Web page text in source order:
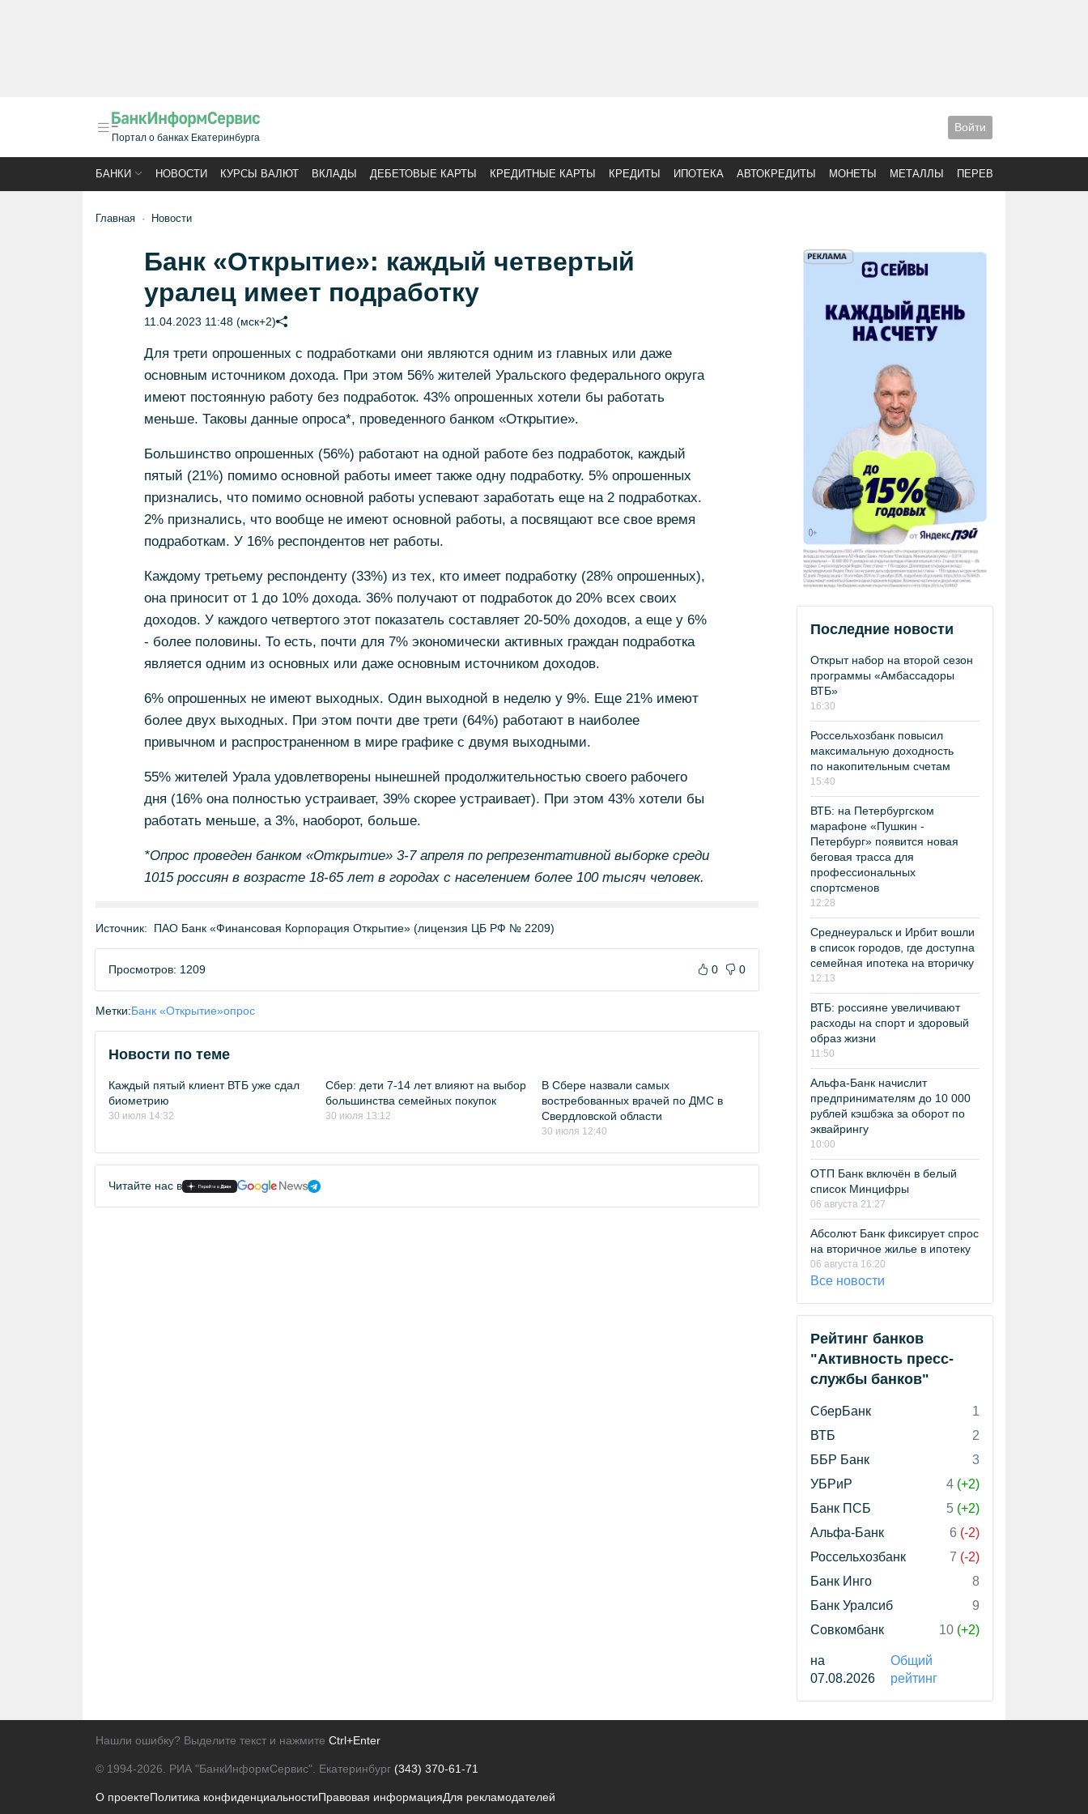
Портал о банках Екатеринбурга
Войти
БАНКИ НОВОСТИ КУРСЫ ВАЛЮТ ВКЛАДЫ ДЕБЕТОВЫЕ КАРТЫ КРЕДИТНЫЕ КАРТЫ КРЕДИТЫ ИПОТЕКА АВТОКРЕДИТЫ МОНЕТЫ МЕТАЛЛЫ ПЕРЕВОДЫ
Главная Новости
Банк «Открытие»: каждый четвертый
уралец имеет подработку
11.04.2023 11:48 (мск+2)
Для трети опрошенных с подработками они являются одним из главных или даже
основным источником дохода. При этом 56% жителей Уральского федерального округа
имеют постоянную работу без подработок. 43% опрошенных хотели бы работать
меньше. Таковы данные опроса*, проведенного банком «Открытие».
Большинство опрошенных (56%) работают на одной работе без подработок, каждый
пятый (21%) помимо основной работы имеет также одну подработку. 5% опрошенных
признались, что помимо основной работы успевают заработать еще на 2 подработках.
2% признались, что вообще не имеют основной работы, а посвящают все свое время
подработкам. У 16% респондентов нет работы.
Каждому третьему респонденту (33%) из тех, кто имеет подработку (28% опрошенных),
она приносит от 1 до 10% дохода. 36% получают от подработок до 20% всех своих
доходов. У каждого четвертого этот показатель составляет 20-50% доходов, а еще у 6%
- более половины. То есть, почти для 7% экономически активных граждан подработка
является одним из основных или даже основным источником доходов.
6% опрошенных не имеют выходных. Один выходной в неделю у 9%. Еще 21% имеют
более двух выходных. При этом почти две трети (64%) работают в наиболее
привычном и распространенном в мире графике с двумя выходными.
55% жителей Урала удовлетворены нынешней продолжительностью своего рабочего
дня (16% она полностью устраивает, 39% скорее устраивает). При этом 43% хотели бы
работать меньше, а 3%, наоборот, больше.
*Опрос проведен банком «Открытие» 3-7 апреля по репрезентативной выборке среди
1015 россиян в возрасте 18-65 лет в городах с населением более 100 тысяч человек.
Источник: ПАО Банк «Финансовая Корпорация Открытие» (лицензия ЦБ РФ № 2209)
Просмотров: 1209 0 0
Метки:Банк «Открытие»опрос
Новости по теме
Каждый пятый клиент ВТБ уже сдал
биометрию
30 июля 14:32
Сбер: дети 7-14 лет влияют на выбор
большинства семейных покупок
30 июля 13:12
В Сбере назвали самых
востребованных врачей по ДМС в
Свердловской области
30 июля 12:40
Читайте нас в
Последние новости
Открыт набор на второй сезон
программы «Амбассадоры
ВТБ»
16:30
Россельхозбанк повысил
максимальную доходность
по накопительным счетам
15:40
ВТБ: на Петербургском
марафоне «Пушкин -
Петербург» появится новая
беговая трасса для
профессиональных
спортсменов
12:28
Среднеуральск и Ирбит вошли
в список городов, где доступна
семейная ипотека на вторичку
12:13
ВТБ: россияне увеличивают
расходы на спорт и здоровый
образ жизни
11:50
Альфа-Банк начислит
предпринимателям до 10 000
рублей кэшбэка за оборот по
эквайрингу
10:00
ОТП Банк включён в белый
список Минцифры
06 августа 21:27
Абсолют Банк фиксирует спрос
на вторичное жилье в ипотеку
06 августа 16:20
Все новости
Рейтинг банков
"Активность пресс-
службы банков"
СберБанк
1
ВТБ
2
ББР Банк
3
УБРиР
4 (+2)
Банк ПСБ
5 (+2)
Альфа-Банк
6 (-2)
Россельхозбанк
7 (-2)
Банк Инго
8
Банк Уралсиб
9
Совкомбанк
10 (+2)
на
07.08.2026
Общий
рейтинг
Нашли ошибку? Выделите текст и нажмите Ctrl+Enter
© 1994-2026. РИА "БанкИнформСервис". Екатеринбург (343) 370-61-71
О проектеПолитика конфиденциальностиПравовая информацияДля рекламодателей